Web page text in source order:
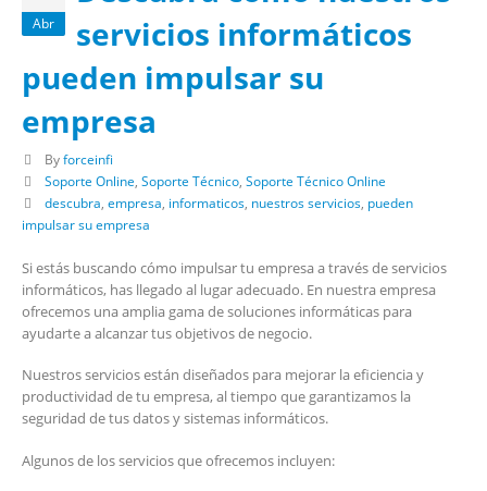
Abr
servicios informáticos
pueden impulsar su
empresa
By forceinfi
Soporte Online Soporte Técnico, Soporte Técnico Online
descubra empresa informaticos, nuestros servicios, pueden
impulsar su empresa
Si estás buscando cómo impulsar tu empresa a través de servicios
informáticos, has llegado al lugar adecuado. En nuestra empresa
ofrecemos una amplia gama de soluciones informáticas para
ayudarte a alcanzar tus objetivos de negocio.
Nuestros servicios están diseñados para mejorar la eficiencia y
productividad de tu empresa, al tiempo que garantizamos la
seguridad de tus datos y sistemas informáticos.
Algunos de los servicios que ofrecemos incluyen: